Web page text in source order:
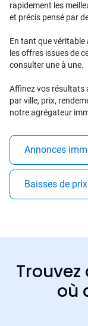
rapidement les
et précis pensé par
En tant que véritable
les offres issues de
consulter une à une.
Affinez vos résultats
par ville, prix,
notre agrégateur
Annonces
Baisses de prix
où